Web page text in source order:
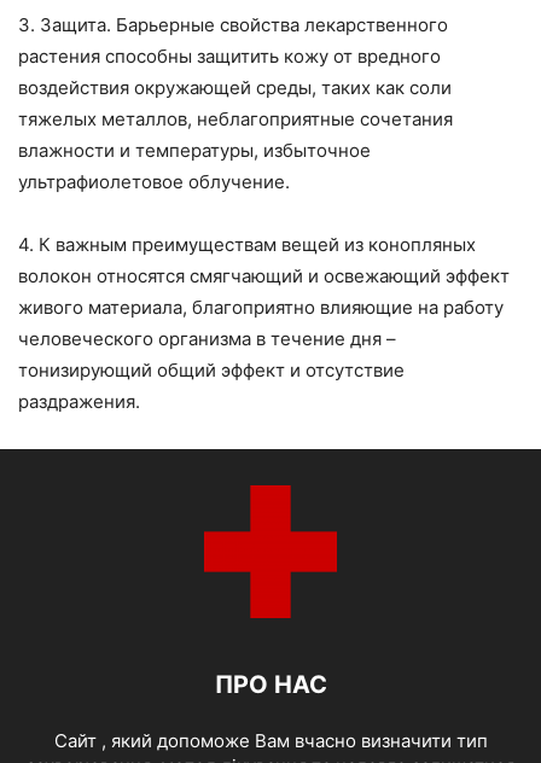
3. Защита. Барьерные свойства лекарственного
растения способны защитить кожу от вредного
воздействия окружающей среды, таких как соли
тяжелых металлов, неблагоприятные сочетания
влажности и температуры, избыточное
ультрафиолетовое облучение.
4. К важным преимуществам вещей из конопляных
волокон относятся смягчающий и освежающий эффект
живого материала, благоприятно влияющие на работу
человеческого организма в течение дня –
тонизирующий общий эффект и отсутствие
раздражения.
ПРО НАС
Cайт , який допоможе Вам вчасно визначити тип